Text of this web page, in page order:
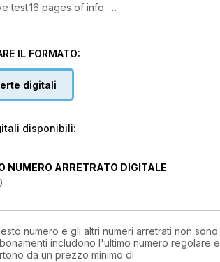
test.16 pages of info.
man called Shakey recalls his
IL FORMATO:
digitali
disponibili:
NUMERO ARRETRATO DIGITALE
numero e gli altri numeri arretrati non
includono l'ultimo numero regolare
da un prezzo minimo di